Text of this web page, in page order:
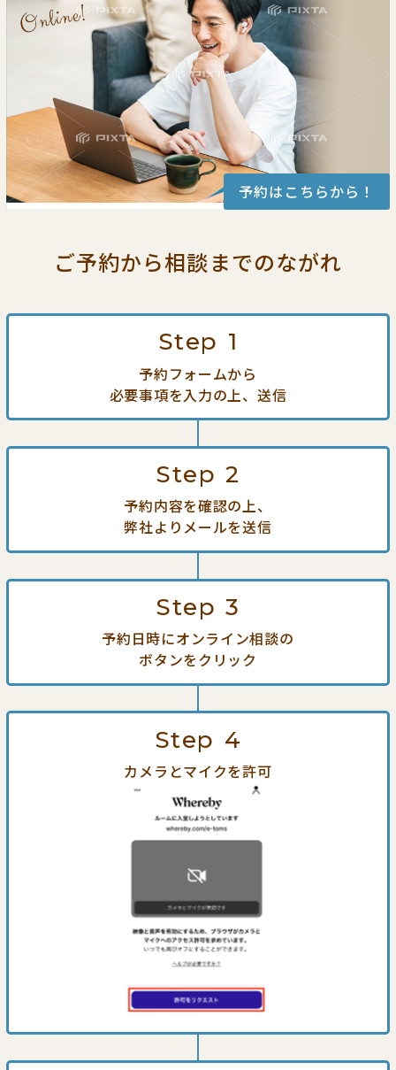
予約はこちらから！
ご予約から相談までのながれ
Step 1
予約フォームから
必要事項を入力の上、送信
Step 2
予約内容を確認の上、
弊社よりメールを送信
Step 3
予約日時にオンライン相談の
ボタンをクリック
Step 4
カメラとマイクを許可